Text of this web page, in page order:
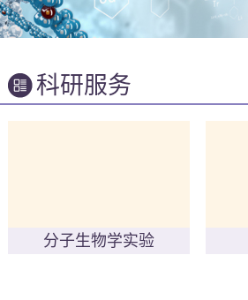
科研服务
分子生物学实验